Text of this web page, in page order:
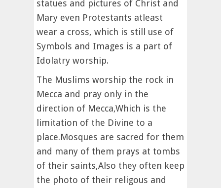
statues and pictures of Christ and
Mary even Protestants atleast
wear a cross, which is still use of
Symbols and Images is a part of
Idolatry worship.
The Muslims worship the rock in
Mecca and pray only in the
direction of Mecca,Which is the
limitation of the Divine to a
place.Mosques are sacred for them
and many of them prays at tombs
of their saints,Also they often keep
the photo of their religous and